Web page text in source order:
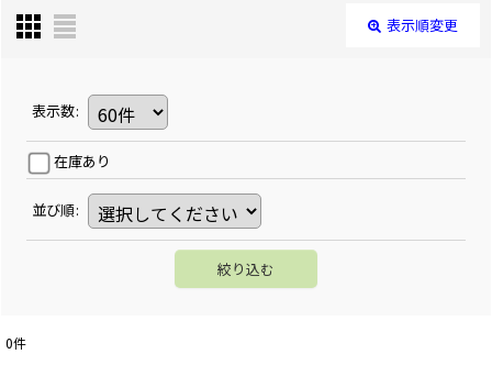
表示順変更
表示数:
在庫あり
並び順:
絞り込む
0件